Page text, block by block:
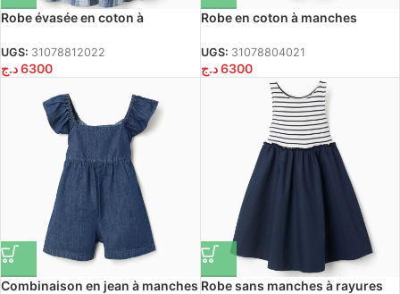
Robe évasée en coton à
bleu
UGS: 31078812022
6300د.ج
Robe en coton à manches
pour fille, beige clair
UGS: 31078804021
6300 د.ج
Combinaison en jean à manches Robe sans manches à rayures